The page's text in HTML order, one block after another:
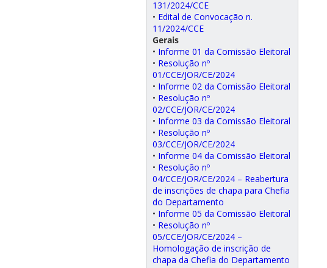
131/2024/CCE
• Edital de Convocação n.
11/2024/CCE
Gerais
• Informe 01 da Comissão Eleitoral
• Resolução nº
01/CCE/JOR/CE/2024
• Informe 02 da Comissão Eleitoral
• Resolução nº
02/CCE/JOR/CE/2024
• Informe 03 da Comissão Eleitoral
• Resolução nº
03/CCE/JOR/CE/2024
• Informe 04 da Comissão Eleitoral
• Resolução nº
04/CCE/JOR/CE/2024 – Reabertura
de inscrições de chapa para Chefia
do Departamento
• Informe 05 da Comissão Eleitoral
• Resolução nº
05/CCE/JOR/CE/2024 –
Homologação de inscrição de
chapa da Chefia do Departamento